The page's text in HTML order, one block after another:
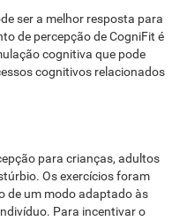
ser a melhor resposta para
de percepção de CogniFit é
cognitiva que pode
cognitivos relacionados
para crianças, adultos
Os exercícios foram
de um modo adaptado às
Para incentivar o